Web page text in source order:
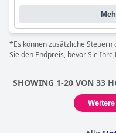
*Es können zusätzliche
Sie den Endpreis, bevor Sie
SHOWING 1-20 VON 33